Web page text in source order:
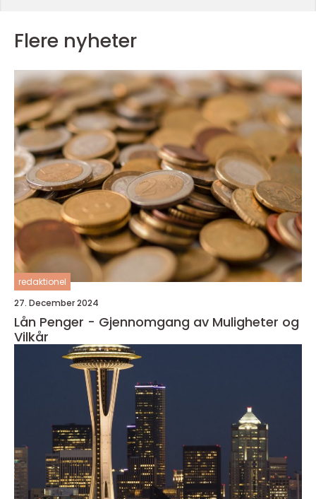
Flere nyheter
redaktionel
27. December 2024
Lån Penger - Gjennomgang av Muligheter og
Vilkår